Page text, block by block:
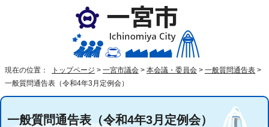
現在の位置： トップページ > 一宮市議会 > 本会議・委員会 > 一般質問通告表 >
一般質問通告表（令和4年3月定例会）
一般質問通告表（令和4年3月定例会）